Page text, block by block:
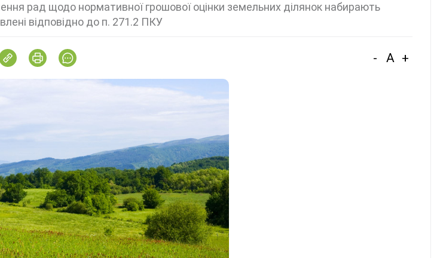
рад щодо нормативної грошової оцінки земельних ділянок набирають
відповідно до п. 271.2 ПКУ
- A +